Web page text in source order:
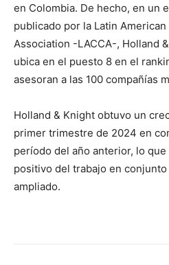
en Colombia. De hecho, en un
publicado por la Latin
Association -LACCA-, Holland
ubica en el puesto 8 en el
asesoran a las 100 compañías
Holland & Knight obtuvo un
primer trimestre de 2024 en
período del año anterior, lo
positivo del trabajo en
ampliado.